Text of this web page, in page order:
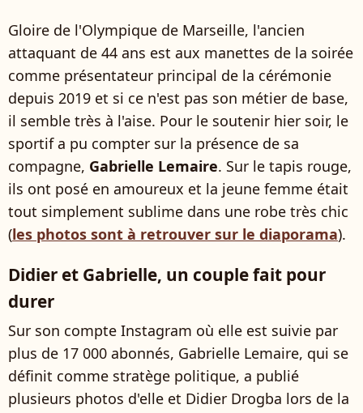
Gloire de l'Olympique de Marseille, l'ancien
attaquant de 44 ans est aux manettes de la soirée
comme présentateur principal de la cérémonie
depuis 2019 et si ce n'est pas son métier de base,
il semble très à l'aise. Pour le soutenir hier soir, le
sportif a pu compter sur la présence de sa
compagne, Gabrielle Lemaire. Sur le tapis rouge,
ils ont posé en amoureux et la jeune femme était
tout simplement sublime dans une robe très chic
(les photos sont à retrouver sur le diaporama).
Didier et Gabrielle, un couple fait pour
durer
Sur son compte Instagram où elle est suivie par
plus de 17 000 abonnés, Gabrielle Lemaire, qui se
définit comme stratège politique, a publié
plusieurs photos d'elle et Didier Drogba lors de la